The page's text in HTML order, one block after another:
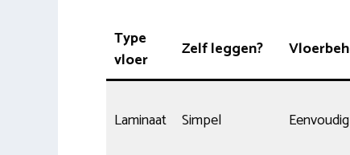
Type
vloer
Zelf leggen?
Laminaat Simpel Eenvoudig